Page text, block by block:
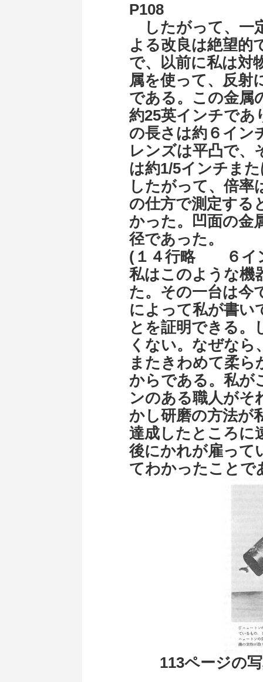
P108
したがって、一
よる改良は絶望的
で、以前に私は対
属を使って、反射
である。この金属
約25英インチであ
の長さは約６イン
レンズは平凸で、
は約1/5インチま
したがって、倍率
の仕方で測定する
かった。凹面の金
径であった。
(１４行略 ６イ
私はこのような機
た。その一台は今
によって私が書い
とを証明できる。
くない。なぜなら
またきわめて柔
からである。私が
ンのある職人がそ
かし研磨の方法が
達成したところに
後にかれが雇って
てわかったことで
113ページの